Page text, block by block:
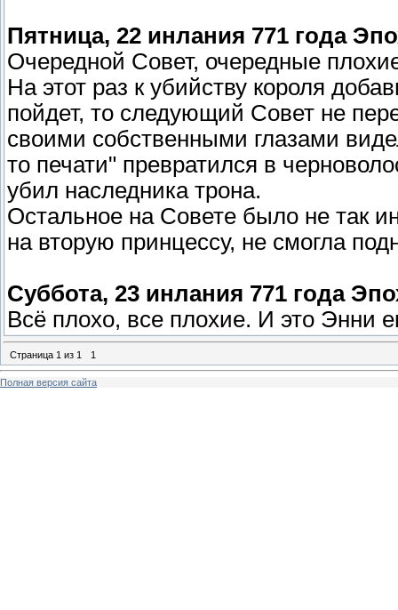
Пятница, 22 инлания 771 года
Очередной Совет, очередные
На этот раз к убийству короля
пойдет, то следующий Совет не
своими собственными глазами
то печати" превратился в
убил наследника трона.
Остальное на Совете было не так
на вторую принцессу, не смогла
Суббота, 23 инлания 771 года
Всё плохо, все плохие. И это Энни
Страница 1 из 1 1
Полная версия сайта